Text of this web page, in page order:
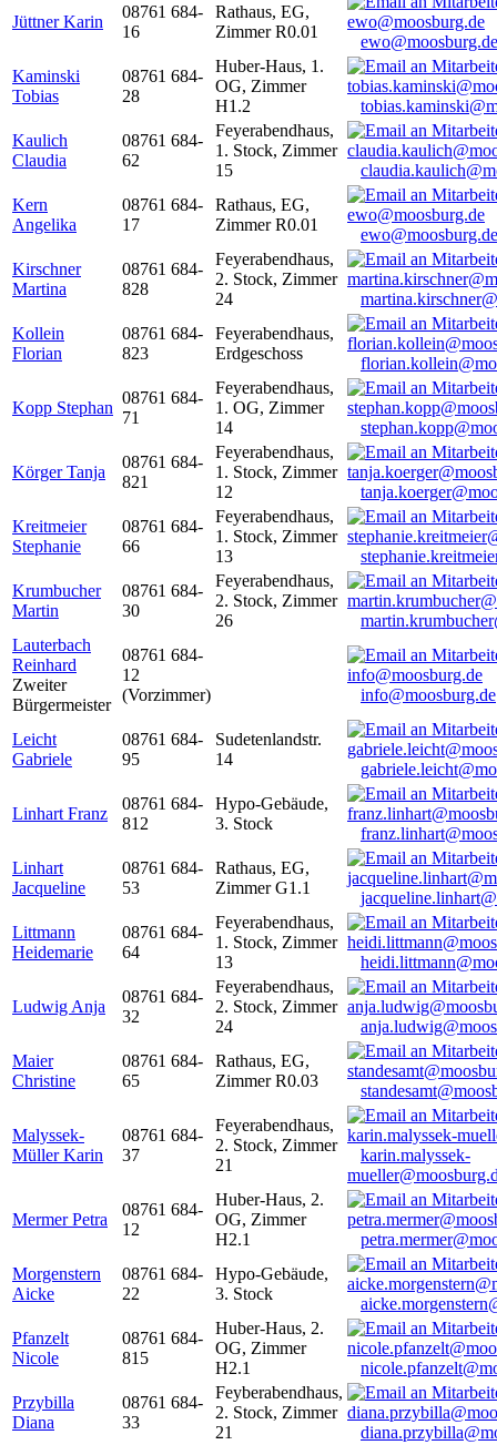
Jüttner Karin
08761 684-
16
Rathaus, EG,
Zimmer R0.01
ewo@moosburg.de
Kaminski
Tobias
08761 684-
28
Huber-Haus, 1.
OG, Zimmer
H1.2
Kaulich
Claudia
08761 684-
62
Feyerabendhaus,
1. Stock, Zimmer
15
Kern
Angelika
08761 684-
17
Rathaus, EG,
Zimmer R0.01
ewo@moosburg.de
Kirschner
Martina
08761 684-
828
Feyerabendhaus,
2. Stock, Zimmer
24
Kollein
Florian
08761 684-
823
Feyerabendhaus,
Erdgeschoss
Kopp Stephan
08761 684-
71
Feyerabendhaus,
1. OG, Zimmer
14
Körger Tanja
08761 684-
821
Feyerabendhaus,
1. Stock, Zimmer
12
Kreitmeier
Stephanie
08761 684-
66
Feyerabendhaus,
1. Stock, Zimmer
13
Krumbucher
Martin
08761 684-
30
Feyerabendhaus,
2. Stock, Zimmer
26
Lauterbach
Reinhard
Zweiter
Bürgermeister
08761 684-
12
(Vorzimmer)
info@moosburg.de
Leicht
Gabriele
08761 684-
95
Sudetenlandstr.
14
Linhart Franz
08761 684-
812
Hypo-Gebäude,
3. Stock
Linhart
Jacqueline
08761 684-
53
Rathaus, EG,
Zimmer G1.1
Littmann
Heidemarie
08761 684-
64
Feyerabendhaus,
1. Stock, Zimmer
13
Ludwig Anja
08761 684-
32
Feyerabendhaus,
2. Stock, Zimmer
24
Maier
Christine
08761 684-
65
Rathaus, EG,
Zimmer R0.03
Malyssek-
Müller Karin
08761 684-
37
Feyerabendhaus,
2. Stock, Zimmer
21
karin.malyssek-
Mermer Petra
08761 684-
12
Huber-Haus, 2.
OG, Zimmer
H2.1
Morgenstern
Aicke
08761 684-
22
Hypo-Gebäude,
3. Stock
Pfanzelt
Nicole
08761 684-
815
Huber-Haus, 2.
OG, Zimmer
H2.1
Przybilla
Diana
08761 684-
33
Feyberabendhaus,
2. Stock, Zimmer
21